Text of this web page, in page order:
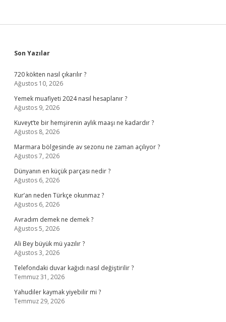
Sidebar
Son Yazılar
720 kökten nasıl çıkarılır ?
Ağustos 10, 2026
Yemek muafiyeti 2024 nasıl hesaplanır ?
Ağustos 9, 2026
Kuveyt’te bir hemşirenin aylık maaşı ne kadardır ?
Ağustos 8, 2026
Marmara bölgesinde av sezonu ne zaman açılıyor ?
Ağustos 7, 2026
Dünyanın en küçük parçası nedir ?
Ağustos 6, 2026
Kur’an neden Türkçe okunmaz ?
Ağustos 6, 2026
Avradım demek ne demek ?
Ağustos 5, 2026
Ali Bey büyük mü yazılır ?
Ağustos 3, 2026
Telefondaki duvar kağıdı nasıl değiştirilir ?
Temmuz 31, 2026
Yahudiler kaymak yiyebilir mi ?
Temmuz 29, 2026